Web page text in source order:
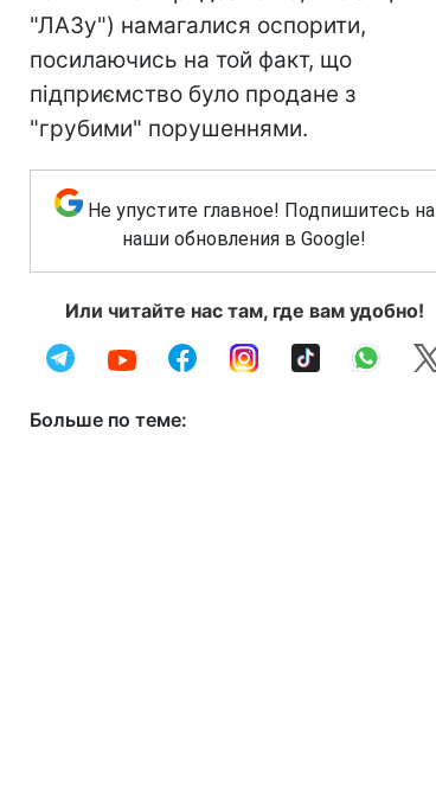
"ЛАЗу") намагалися оспорити,
посилаючись на той факт, що
підприємство було продане з
"грубими" порушеннями.
Не упустите главное! Подпишитесь на
наши обновления в Google!
Или читайте нас там, где вам удобно!
Больше по теме: